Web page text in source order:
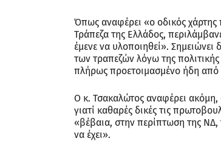
Όπως αναφέρει «ο οδικός χάρτης
Τράπεζα της Ελλάδος,
έμενε να υλοποιηθεί». Σημειώνει
των τραπεζών λόγω της
πλήρως προετοιμασμένο ήδη από
Ο κ. Τσακαλώτος αναφέρει ακόμη,
γιατί καθαρές δικές τις
«βέβαια, στην περίπτωση της ΝΔ,
να έχει».